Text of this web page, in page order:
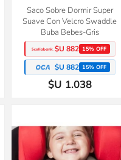
Saco Sobre Dormir Super
Suave Con Velcro Swaddle
Buba Bebes-Gris
$U 882 15% OFF
$U 882 15% OFF
$U 1.038